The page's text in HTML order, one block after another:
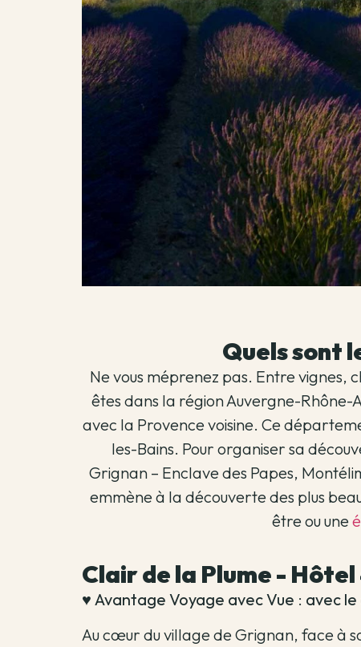
Quels sont
Ne vous méprenez pas. Entre vignes,
êtes dans la région Auvergne-Rhône-
avec la Provence voisine. Ce
les-Bains. Pour organiser sa
Grignan – Enclave des Papes,
emmène à la découverte des plus
être ou une
Clair de la Plume -
♥️ Avantage Voyage avec Vue : avec le
Au cœur du village de Grignan, face à